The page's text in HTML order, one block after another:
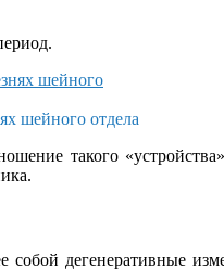
шейного отдела
такого
собой